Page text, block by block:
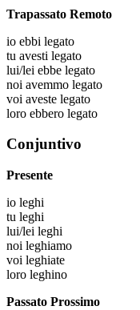
Trapassato Remoto
io ebbi legato
tu avesti legato
lui/lei ebbe legato
noi avemmo legato
voi aveste legato
loro ebbero legato
Conjuntivo
Presente
io leghi
tu leghi
lui/lei leghi
noi leghiamo
voi leghiate
loro leghino
Passato Prossimo